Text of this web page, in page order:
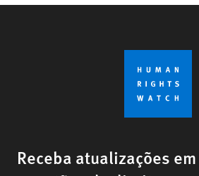
Receba atualizações